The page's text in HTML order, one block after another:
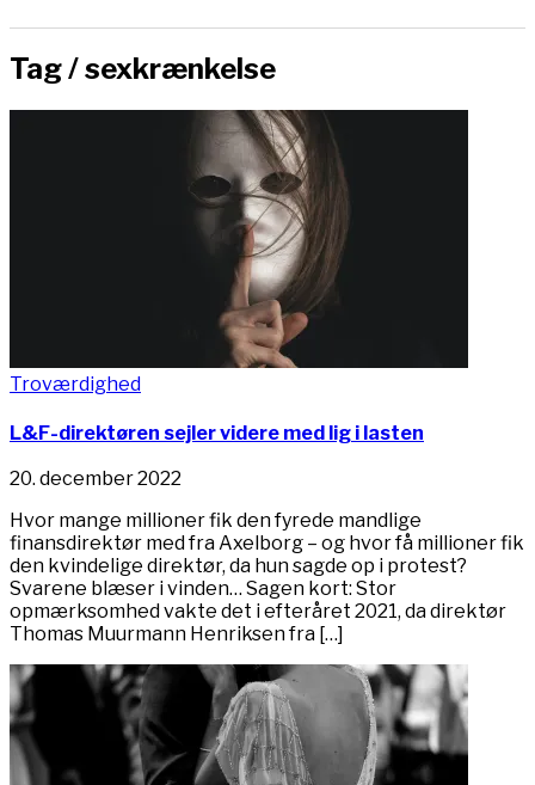
Tag /sexkrænkelse
Troværdighed
L&F-direktøren sejler videre med lig i lasten
20. december 2022
Hvor mange millioner fik den fyrede mandlige
finansdirektør med fra Axelborg – og hvor få millioner fik
den kvindelige direktør, da hun sagde op i protest?
Svarene blæser i vinden… Sagen kort: Stor
opmærksomhed vakte det i efteråret 2021, da direktør
Thomas Muurmann Henriksen fra […]